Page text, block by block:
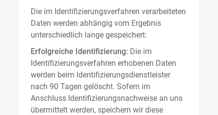
Die im Identifizierungsverfahren verarbeiteten
Daten werden abhängig vom Ergebnis
unterschiedlich lange gespeichert:
Erfolgreiche Identifizierung: Die im
Identifizierungsverfahren erhobenen Daten
werden beim Identifizierungsdienstleister
nach 90 Tagen gelöscht. Sofern im
Anschluss Identifizierungsnachweise an uns
übermittelt werden, speichern wir diese